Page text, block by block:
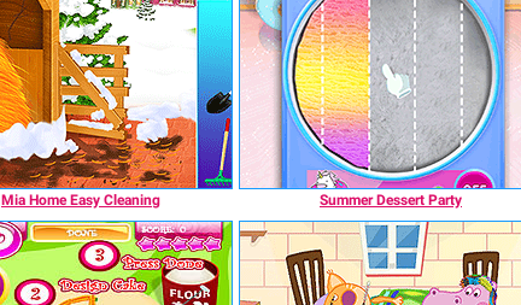
Mia Home Easy Cleaning Summer Dessert Party